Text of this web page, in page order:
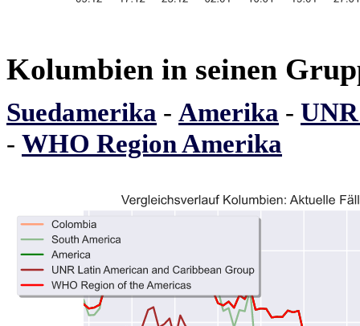
Kolumbien in seinen
Suedamerika - Amerika -
- WHO Region Amerika